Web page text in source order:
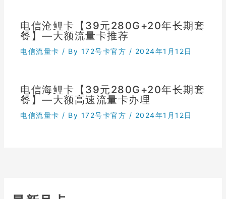
电信沧鲤卡【39元280G+20年长期套
餐】—大额流量卡推荐
电信流量卡 / By 172号卡官方 / 2024年1月12日
电信海鲤卡【39元280G+20年长期套
餐】—大额高速流量卡办理
电信流量卡 / By 172号卡官方 / 2024年1月12日